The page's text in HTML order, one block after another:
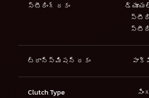
స్టీరింగ్ రకం
ట్రాన్స్మిషన్ రకం
Clutch Type